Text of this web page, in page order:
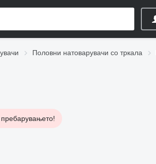
Половни натоварувачи со тркала